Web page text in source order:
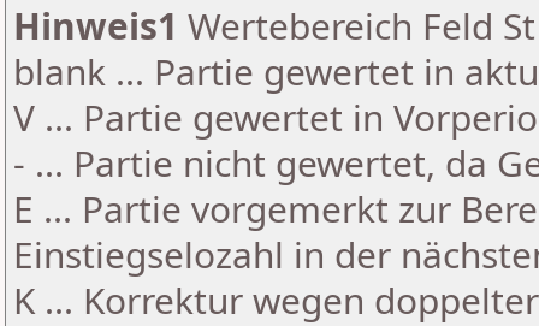
Hinweis1 Wertebereich Feld
blank ... Partie gewertet in
V ... Partie gewertet in
- ... Partie nicht gewertet, da
E ... Partie vorgemerkt zur
Einstiegselozahl in der
K ... Korrektur wegen